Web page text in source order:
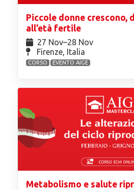
Piccole donne crescono,
all’età fertile
27 Nov⁠–28 Nov
Firenze, Italia
CORSO EVENTO AIGE
Metabolismo e salute